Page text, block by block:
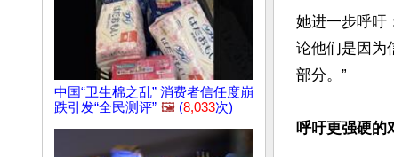
中国“卫生棉之乱” 消费者信任度崩
跌引发“全民测评” 🖼️ (8,033次)
她进一步呼吁
论他们是因为
部分。”
呼吁更强硬的